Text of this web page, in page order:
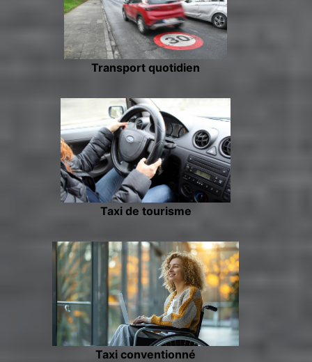
Transport quotidien
Taxi de tourisme
Taxi conventionné